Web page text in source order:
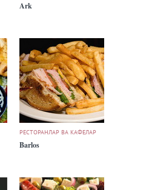
Ark
РЕСТОРАНЛАР ВА КАФЕЛАР
Barlos